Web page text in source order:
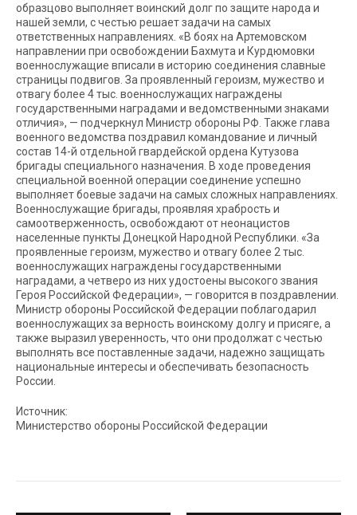
образцово выполняет воинский долг по защите народа и
нашей земли, с честью решает задачи на самых
ответственных направлениях. «В боях на Артемовском
направлении при освобождении Бахмута и Курдюмовки
военнослужащие вписали в историю соединения славные
страницы подвигов. За проявленный героизм, мужество и
отвагу более 4 тыс. военнослужащих награждены
государственными наградами и ведомственными знаками
отличия», — подчеркнул Министр обороны РФ. Также глава
военного ведомства поздравил командование и личный
состав 14-й отдельной гвардейской ордена Кутузова
бригады специального назначения. В ходе проведения
специальной военной операции соединение успешно
выполняет боевые задачи на самых сложных направлениях.
Военнослужащие бригады, проявляя храбрость и
самоотверженность, освобождают от неонацистов
населенные пункты Донецкой Народной Республики. «За
проявленные героизм, мужество и отвагу более 2 тыс.
военнослужащих награждены государственными
наградами, а четверо из них удостоены высокого звания
Героя Российской Федерации», — говорится в поздравлении.
Министр обороны Российской Федерации поблагодарил
военнослужащих за верность воинскому долгу и присяге, а
также выразил уверенность, что они продолжат с честью
выполнять все поставленные задачи, надежно защищать
национальные интересы и обеспечивать безопасность
России.
Источник:
Министерство обороны Российской Федерации